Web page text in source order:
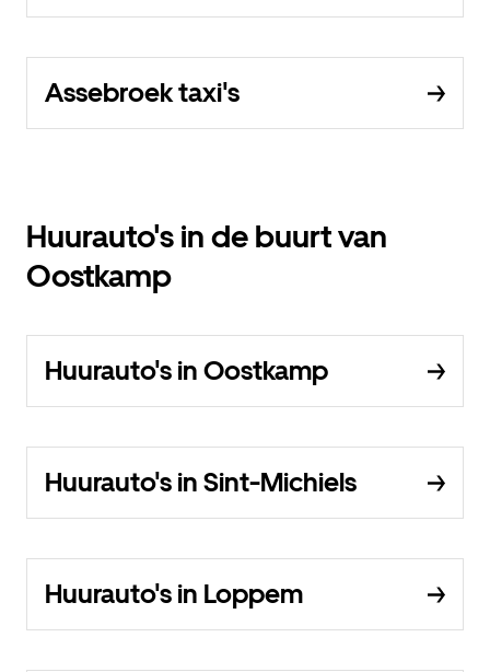
Assebroek taxi's
Huurauto's in de buurt van
Oostkamp
Huurauto's in Oostkamp
Huurauto's in Sint-Michiels
Huurauto's in Loppem